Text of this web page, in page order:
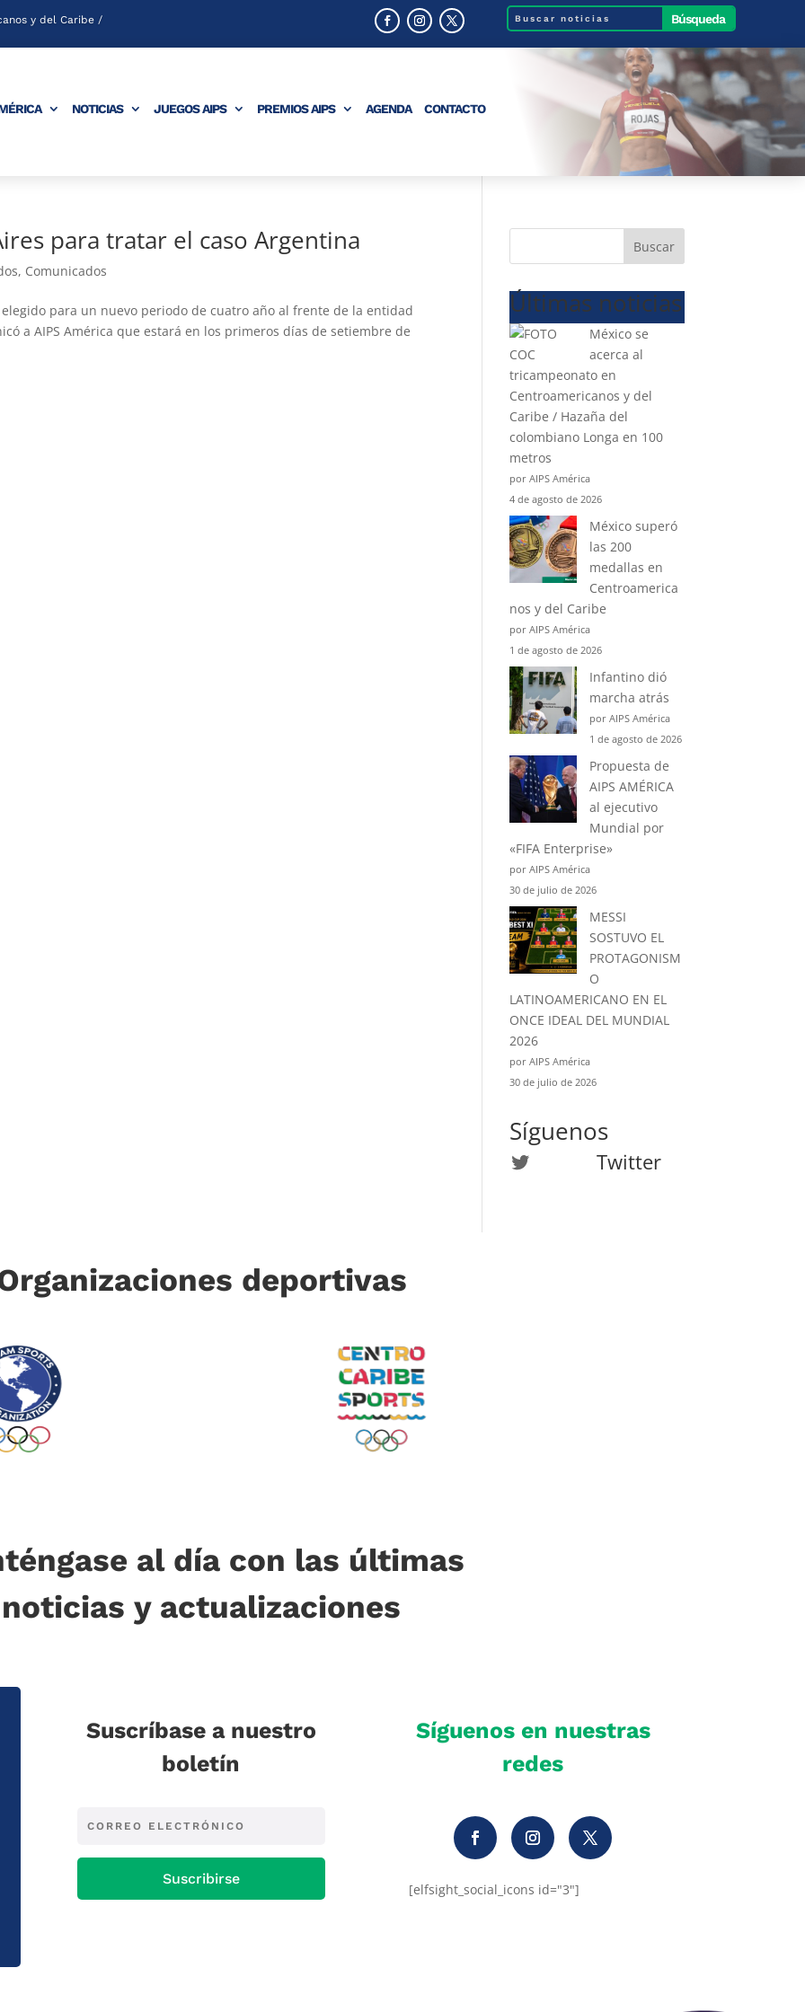
y del Caribe /
NOTICIAS JUEGOS AIPS PREMIOS AIPS AGENDA CONTACTO
para tratar el caso Argentina
, Comunicados
para un nuevo periodo de cuatro año al frente de la entidad
a AIPS América que estará en los primeros días de setiembre de
Buscar
Últimas noticias
México se
acerca al
tricampeonato en
Centroamericanos y del
Caribe / Hazaña del
colombiano Longa en 100
metros
por AIPS América
4 de agosto de 2026
México superó
las 200
medallas en
Centroamerica
nos y del Caribe
por AIPS América
1 de agosto de 2026
Infantino dió
marcha atrás
por AIPS América
1 de agosto de 2026
Propuesta de
AIPS AMÉRICA
al ejecutivo
Mundial por
«FIFA Enterprise»
por AIPS América
30 de julio de 2026
MESSI
SOSTUVO EL
PROTAGONISM
O
LATINOAMERICANO EN EL
ONCE IDEAL DEL MUNDIAL
2026
por AIPS América
30 de julio de 2026
Síguenos
Twitter Twitter
deportivas
al día con las últimas
noticias y actualizaciones
Suscríbase a nuestro
boletín
Suscribirse
Síguenos en nuestras
redes
[elfsight_social_icons id="3"]